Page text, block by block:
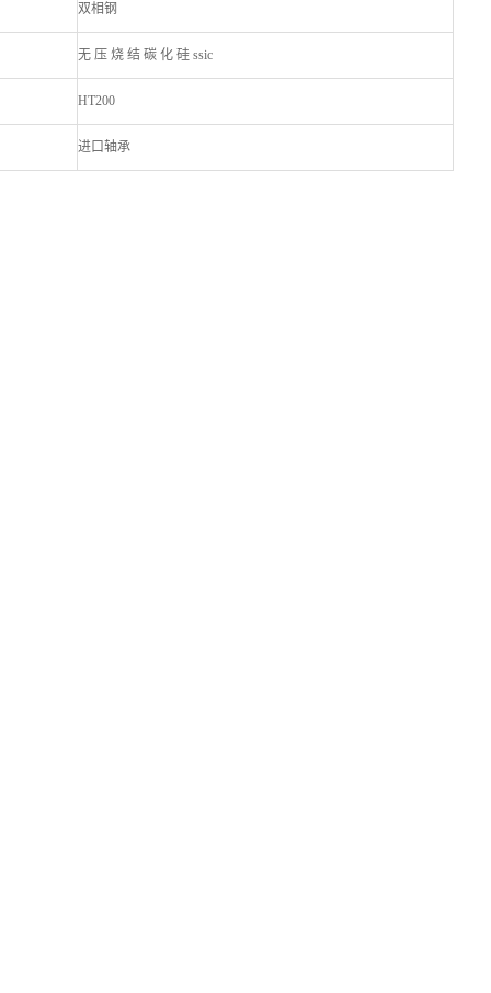
双相钢
无 压 烧 结 碳 化 硅 ssic
HT200
进口轴承